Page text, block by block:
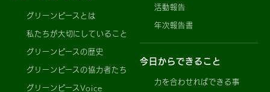
グリーンピースとは
私たちが大切にしていること
グリーンピースの歴史
グリーンピースの協力者たち
グリーンピースVoice
活動報告
年次報告書
今日からできること
力を合わせればできる事